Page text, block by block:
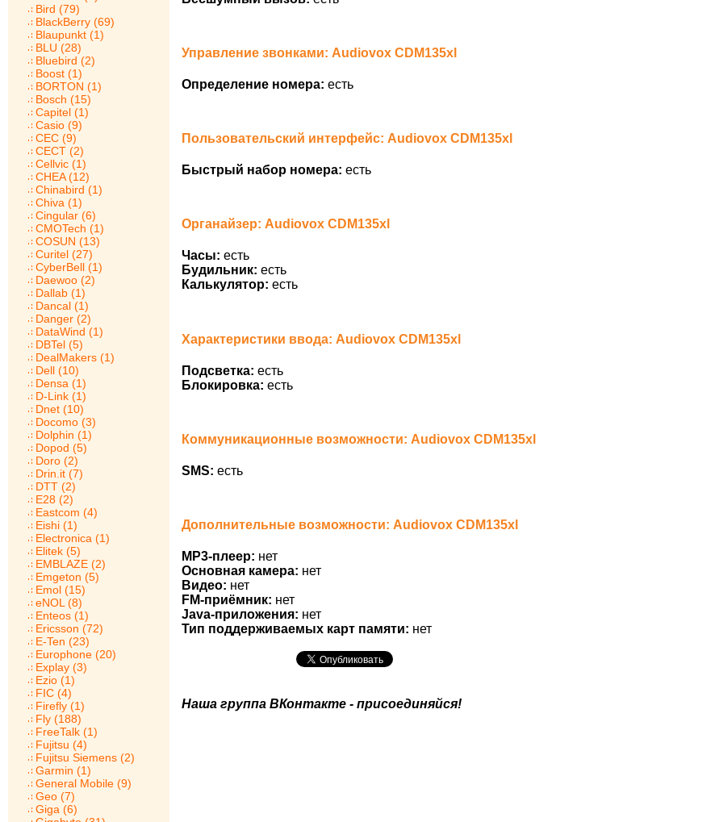
Bird (79)
BlackBerry (69)
Blaupunkt (1)
BLU (28)
Bluebird (2)
Boost (1)
BORTON (1)
Bosch (15)
Capitel (1)
Casio (9)
CEC (9)
CECT (2)
Cellvic (1)
CHEA (12)
Chinabird (1)
Chiva (1)
Cingular (6)
CMOTech (1)
COSUN (13)
Curitel (27)
CyberBell (1)
Daewoo (2)
Dallab (1)
Dancal (1)
Danger (2)
DataWind (1)
DBTel (5)
DealMakers (1)
Dell (10)
Densa (1)
D-Link (1)
Dnet (10)
Docomo (3)
Dolphin (1)
Dopod (5)
Doro (2)
Drin.it (7)
DTT (2)
E28 (2)
Eastcom (4)
Eishi (1)
Electronica (1)
Elitek (5)
EMBLAZE (2)
Emgeton (5)
Emol (15)
eNOL (8)
Enteos (1)
Ericsson (72)
E-Ten (23)
Europhone (20)
Explay (3)
Ezio (1)
FIC (4)
Firefly (1)
Fly (188)
FreeTalk (1)
Fujitsu (4)
Fujitsu Siemens (2)
Garmin (1)
General Mobile (9)
Geo (7)
Giga (6)
Управление звонками: Audiovox CDM135xl
Определение номера: есть
Пользовательский интерфейс: Audiovox CDM135xl
Быстрый набор номера: есть
Органайзер: Audiovox CDM135xl
Часы: есть
Будильник: есть
Калькулятор: есть
Характеристики ввода: Audiovox CDM135xl
Подсветка: есть
Блокировка: есть
Коммуникационные возможности: Audiovox CDM135xl
SMS: есть
Дополнительные возможности: Audiovox CDM135xl
MP3-плеер: нет
Основная камера: нет
Видео: нет
FM-приёмник: нет
Java-приложения: нет
Тип поддерживаемых карт памяти: нет
Наша группа ВКонтакте - присоединяйся!